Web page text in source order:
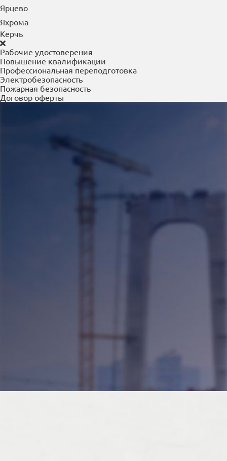
Яхрома
Керчь
Рабочие удостоверения
Повышение квалификации
Профессиональная переподготовка
Электробезопасность
Пожарная безопасность
Договор оферты